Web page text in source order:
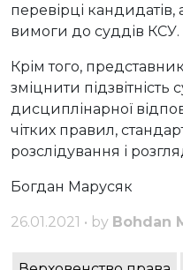
перевірці
вимоги до суддів КСУ.
Крім того,
зміцнити
дисциплінарної
чітких правил,
розслідування і
Богдан Марусяк
26.01.2021 • by Bohdan